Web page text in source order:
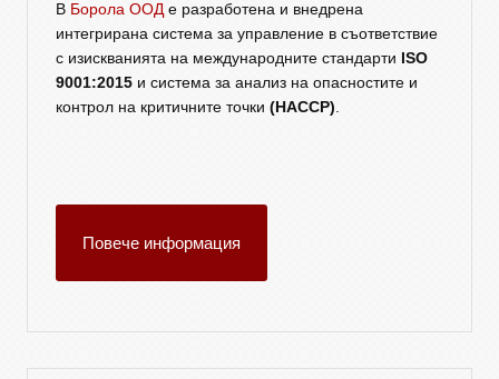
В Борола ООДе разработена и внедрена
интегрирана система за управление в съответствие
с изискванията на международните стандарти ISO
9001:2015 и система за анализ на опасностите и
контрол на критичните точки (HACCP).
Повече информация